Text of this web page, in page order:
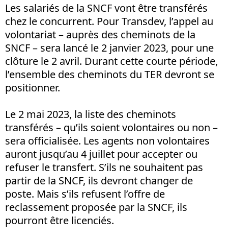
Les salariés de la SNCF vont être transférés
chez le concurrent. Pour Transdev, l’appel au
volontariat – auprès des cheminots de la
SNCF – sera lancé le 2 janvier 2023, pour une
clôture le 2 avril. Durant cette courte période,
l’ensemble des cheminots du TER devront se
positionner.
Le 2 mai 2023, la liste des cheminots
transférés – qu’ils soient volontaires ou non –
sera officialisée. Les agents non volontaires
auront jusqu’au 4 juillet pour accepter ou
refuser le transfert. S’ils ne souhaitent pas
partir de la SNCF, ils devront changer de
poste. Mais s’ils refusent l’offre de
reclassement proposée par la SNCF, ils
pourront être licenciés.